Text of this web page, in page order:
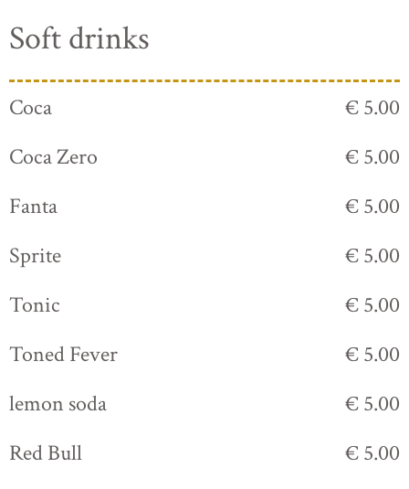
Soft drinks
Coca
€ 5.00
Coca Zero
€ 5.00
Fanta
€ 5.00
Sprite
€ 5.00
Tonic
€ 5.00
Toned Fever
€ 5.00
lemon soda
€ 5.00
Red Bull
€ 5.00